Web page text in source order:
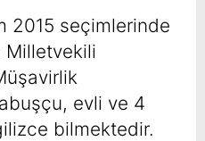
2015 seçimlerinde
Milletvekili
evli ve 4
bilmektedir.